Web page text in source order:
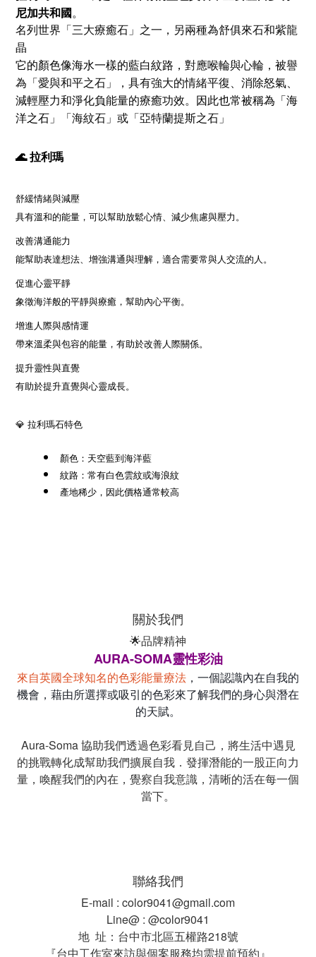
尼加共和國。
名列世界「三大療癒石」之一，另兩種為舒俱來石和紫龍
晶
它的顏色像海水一樣的藍白紋路， 對應喉輪與心輪，被譽
為「愛與和平之石」，具有強大的情緒平復、消除怒氣、
減輕壓力和淨化負能量的療癒功效。 因此也常被稱為「海
洋之石」
「海紋石」或「亞特蘭提斯之石」
🌊 拉利瑪
舒緩情緒與減壓
具有溫和的能量，可以幫助放鬆心情、減少焦慮與壓力。
改善溝通能力
能幫助表達想法、增強溝通與理解，適合需要常與人交流的人。
促進心靈平靜
象徵海洋般的平靜與療癒，幫助內心平衡。
增進人際與感情運
帶來溫柔與包容的能量，有助於改善人際關係。
提升靈性與直覺
有助於提升直覺與心靈成長。
💎 拉利瑪石特色
顏色：天空藍到海洋藍
紋路：常有白色雲紋或海浪紋
產地稀少，因此價格通常較高
關於我們
🌟品牌精神
AURA-SOMA靈性彩油
來自英國全球知名的色彩能量療法 ，一個認識內在自我的
機會，藉由所選擇或吸引的色彩來了解我們的身心與潛在
的天賦。
Aura-Soma 協助我們透過色彩看見自己，將生活中遇見
的挑戰轉化成幫助我們擴展自我．發揮潛能的一股正向力
量，喚醒我們的內在，覺察自我意識，清晰的活在每一個
當下。
聯絡我們
E-mail : color9041@gmail.com
Line@ : @color9041
地 址：台中市北區五權路218號
『台中工作室來訪與個案服務均需提前預約』